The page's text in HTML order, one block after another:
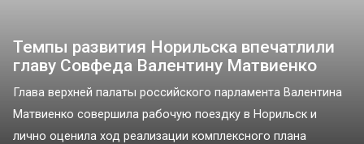
Темпы развития Норильска впечатлили
главу Совфеда Валентину Матвиенко
Глава верхней палаты российского парламента Валентина
Матвиенко совершила рабочую поездку в Норильск и
лично оценила ход реализации комплексного плана